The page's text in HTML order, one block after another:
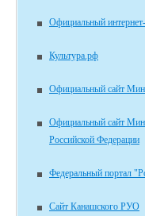
Официальный
Культура.рф
Официальный сайт
Официальный сайт
Российской Федерации
Федеральный портал
Сайт Канашского РУО